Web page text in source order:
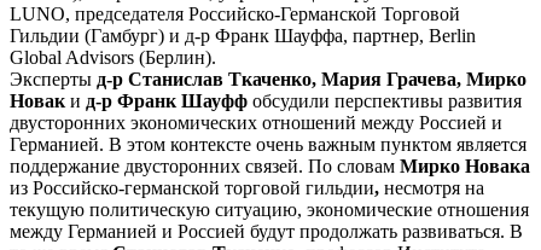
LUNO, председателя Российско-Германской Торговой
Гильдии (Гамбург) и д-р Франк Шауффа, партнер, Berlin
Global Advisors (Берлин).
Эксперты д-р Станислав Ткаченко, Мария Грачева, Мирко
Новак и д-р Франк Шауфф обсудили перспективы развития
двусторонних экономических отношений между Россией и
Германией. В этом контексте очень важным пунктом является
поддержание двусторонних связей. По словам Мирко Новака
из Российско-германской торговой гильдии, несмотря на
текущую политическую ситуацию, экономические отношения
между Германией и Россией будут продолжать развиваться. В